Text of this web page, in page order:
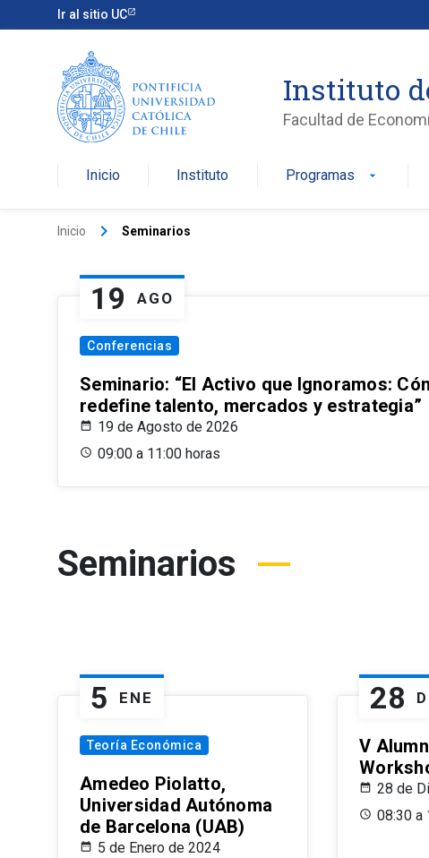
Ir al sitio UC
Instituto
Facultad de
Inicio Instituto Programas arrow_drop_down
Inicio keyboard_arrow_right Seminarios
19 AGO
Conferencias
Seminario: “El Activo que Ignoramos:
redefine talento, mercados y estrategia”
19 de Agosto de 2026
09:00 a 11:00 horas
Seminarios
5 ENE
Teoría Económica
Amedeo Piolatto,
Universidad Autónoma
de Barcelona (UAB)
5 de Enero de 2024
28
V
28 de
08:30 a